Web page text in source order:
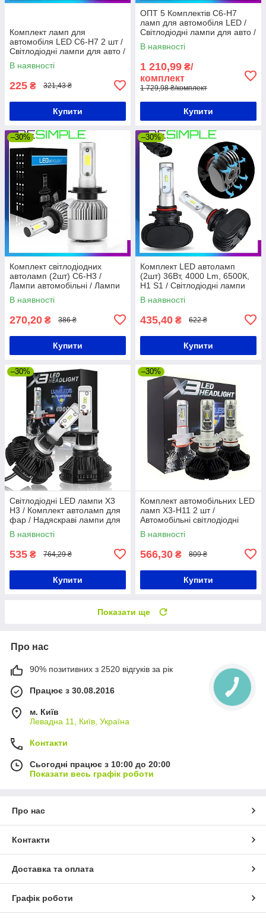
Комплект ламп для
автомобіля LED C6-H7 2 шт /
Світлодіодні лампи для авто /
Автолампи
В наявності
225 ₴ 321,43 ₴
Купити
ОПТ 5 Комплектів C6-H7
ламп для автомобіля LED /
Світлодіодні лампи для авто /
Автолампи
В наявності
1 210,99 ₴/
комплект
1 729,98 ₴/комплект
Купити
–30%
Комплект світлодіодних
автоламп (2шт) C6-H3 /
Лампи автомобільні / Лампи
для фар автомобіля
В наявності
270,20 ₴ 386 ₴
Купити
–30%
Комплект LED автоламп
(2шт) 36Вт, 4000 Lm, 6500К,
H1 S1 / Світлодіодні лампи
ближнього та дальнього
світла фар
В наявності
435,40 ₴ 622 ₴
Купити
–30%
Світлодіодні LED лампи X3
H3 / Комплект автоламп для
фар / Надяскраві лампи для
автомобіля
В наявності
535 ₴ 764,29 ₴
Купити
–30%
Комплект автомобільних LED
ламп X3-H11 2 шт /
Автомобільні світлодіодні
лампи
В наявності
566,30 ₴ 809 ₴
Купити
Показати ще
Про нас
90% позитивних з 2520 відгуків за рік
Працює з 30.08.2016
м. Київ
Левадна 11, Київ, Україна
Контакти
Сьогодні працює з 10:00 до 20:00
Показати весь графік роботи
Про нас
Контакти
Доставка та оплата
Графік роботи